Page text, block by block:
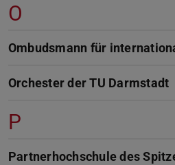
O
Ombudsmann für
Orchester der TU Darmstadt
P
Partnerhochschule des